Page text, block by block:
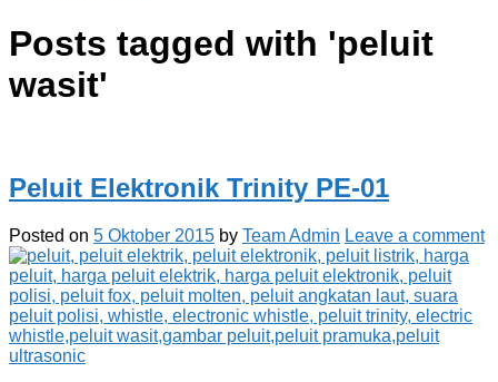
Posts tagged with 'peluit
wasit'
Peluit Elektronik Trinity PE-01
Posted on 5 Oktober 2015 by Team Admin Leave a comment